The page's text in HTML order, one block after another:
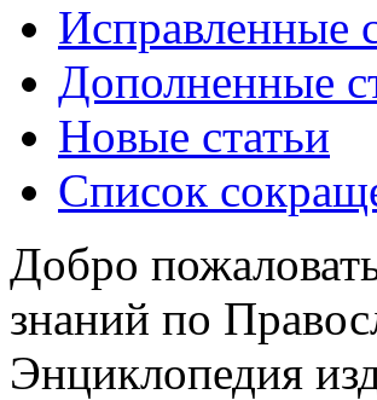
Исправленные
Дополненные
Новые статьи
Список
Добро
знаний по
Энциклопедия